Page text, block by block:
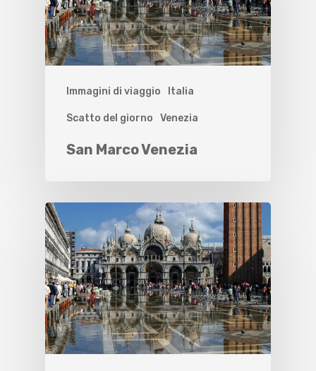
Immagini di viaggio Italia
Scatto del giorno Venezia
San Marco Venezia